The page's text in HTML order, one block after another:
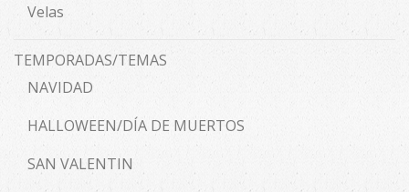
Velas
TEMPORADAS/TEMAS
NAVIDAD
HALLOWEEN/DÍA DE MUERTOS
SAN VALENTIN